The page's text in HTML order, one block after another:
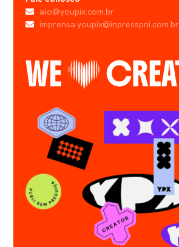
alo@youpix.com.br
imprensa.youpix@inpresspni.com.br